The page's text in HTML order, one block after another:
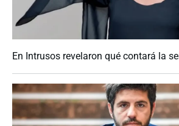
En Intrusos revelaron qué contará la